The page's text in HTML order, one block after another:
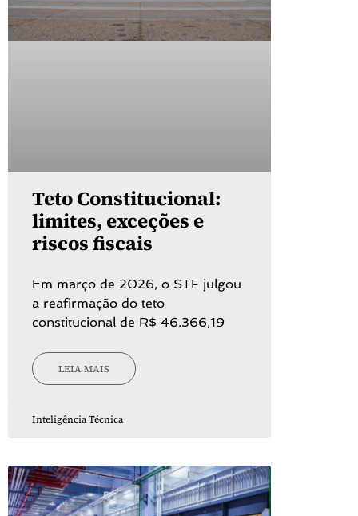
Teto Constitucional:
limites, exceções e
riscos fiscais
Em março de 2026, o STF julgou
a reafirmação do teto
constitucional de R$ 46.366,19
LEIA MAIS
Inteligência Técnica